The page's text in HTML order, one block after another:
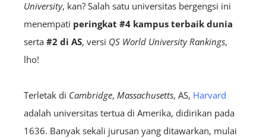
University, kan? Salah satu universitas bergengsi ini
menempati peringkat #4 kampus terbaik dunia
serta #2 di AS, versi QS World University Rankings,
lho!
Terletak di Cambridge, Massachusetts, AS, Harvard
adalah universitas tertua di Amerika, didirikan pada
1636. Banyak sekali jurusan yang ditawarkan, mulai